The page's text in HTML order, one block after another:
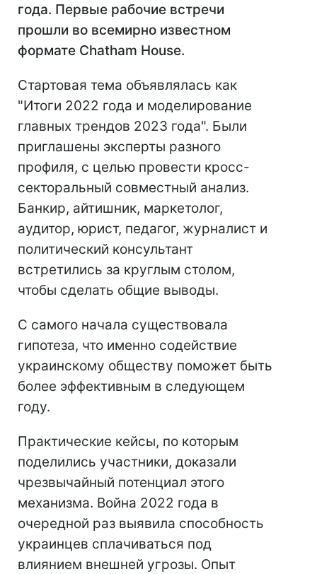
года. Первые рабочие встречи
прошли во всемирно известном
формате Chatham House.
Стартовая тема объявлялась как
"Итоги 2022 года и моделирование
главных трендов 2023 года". Были
приглашены эксперты разного
профиля, с целью провести кросс-
секторальный совместный анализ.
Банкир, айтишник, маркетолог,
аудитор, юрист, педагог, журналист и
политический консультант
встретились за круглым столом,
чтобы сделать общие выводы.
С самого начала существовала
гипотеза, что именно содействие
украинскому обществу поможет быть
более эффективным в следующем
году.
Практические кейсы, по которым
поделились участники, доказали
чрезвычайный потенциал этого
механизма. Война 2022 года в
очередной раз выявила способность
украинцев сплачиваться под
влиянием внешней угрозы. Опыт